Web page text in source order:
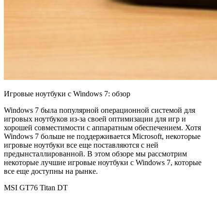
Игровые ноутбуки с Windows 7: обзор
Windows 7 была популярной операционной системой для
игровых ноутбуков из-за своей оптимизации для игр и
хорошей совместимости с аппаратным обеспечением. Хотя
Windows 7 больше не поддерживается Microsoft, некоторые
игровые ноутбуки все еще поставляются с ней
предынсталлированной. В этом обзоре мы рассмотрим
некоторые лучшие игровые ноутбуки с Windows 7, которые
все еще доступны на рынке.
MSI GT76 Titan DT